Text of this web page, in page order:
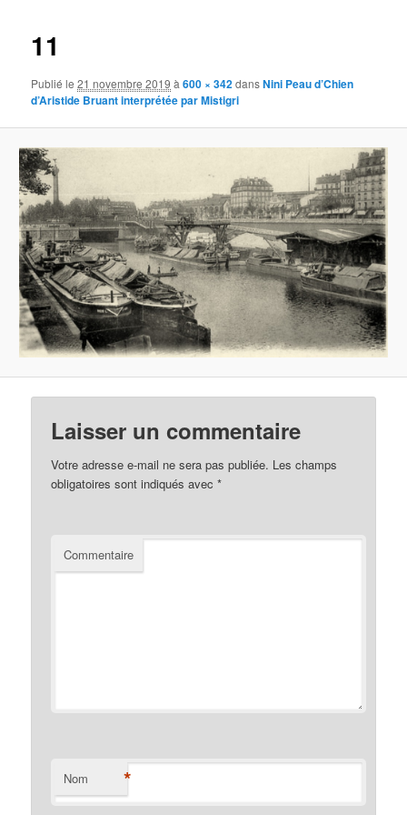
11
Publié le21 novembre 2019 à600 × 342dansNini Peau d’Chien
d’Aristide Bruant interprétée par Mistigri
Laisser un commentaire
Votre adresse e-mail ne sera pas publiée. Les champs
obligatoires sont indiqués avec*
Commentaire
Nom *